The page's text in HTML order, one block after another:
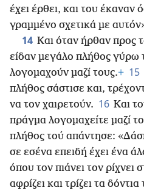
έχει έρθει, και του έκαναν
γραμμένο σχετικά με
14 Και όταν ήρθαν προς
είδαν μεγάλο πλήθος γύρω
λογομαχούν μαζί τους.+ 15
πλήθος σάστισε και,
να τον χαιρετούν. 16 Και
πράγμα λογομαχείτε μαζί
πλήθος τού απάντησε:
σε εσένα επειδή έχει ένα
όπου τον πιάνει τον ρίχνει
αφρίζει και τρίζει τα